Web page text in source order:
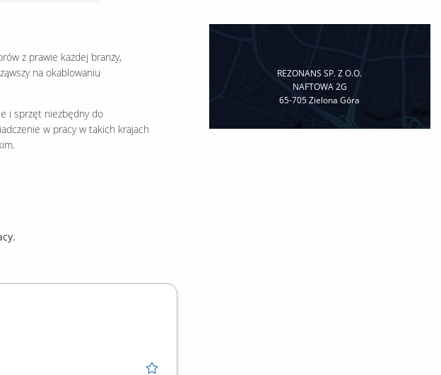
z prawie każdej branży,
na okablowaniu
i sprzęt niezbędny do
w pracy w takich krajach
REZONANS SP. Z O.O.
NAFTOWA 2G
65-705 Zielona Góra